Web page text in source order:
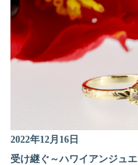
2022年12月16日
受け継ぐ～ハワイアンジュエ